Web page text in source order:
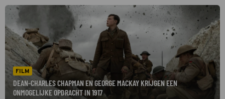
legereenheid.
FILM
DEAN-CHARLES CHAPMAN EN GEORGE MACKAY KRIJGEN EEN
ONMOGELIJKE OPDRACHT IN 1917